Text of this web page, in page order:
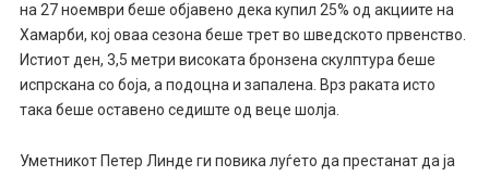
на 27 ноември беше објавено дека купил 25% од акциите на
Хамарби, кој оваа сезона беше трет во шведското првенство.
Истиот ден, 3,5 метри високата бронзена скулптура беше
испрскана со боја, а подоцна и запалена. Врз раката исто
така беше оставено седиште од веце шолја.
Уметникот Петер Линде ги повика луѓето да престанат да ја